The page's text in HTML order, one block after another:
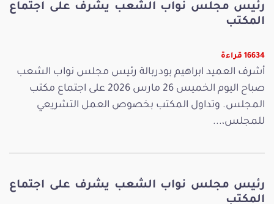
رئيس مجلس نواب الشعب يشرف على اجتماع
المكتب
16634 قراءة
أشرف العميد ابراهيم بودربالة رئيس مجلس نواب الشعب
صباح اليوم الخميس 26 مارس 2026 على اجتماع مكتب
المجلس. وتداول المكتب بخصوص العمل التشريعي
للمجلس،...
رئيس مجلس نواب الشعب يشرف على اجتماع
المكتب